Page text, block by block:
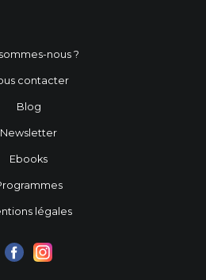
nous ?
contacter
Blog
Newsletter
Ebooks
légales